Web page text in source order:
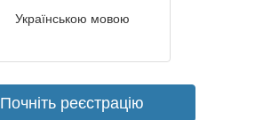
Українською мовою
Почніть реєстрацію